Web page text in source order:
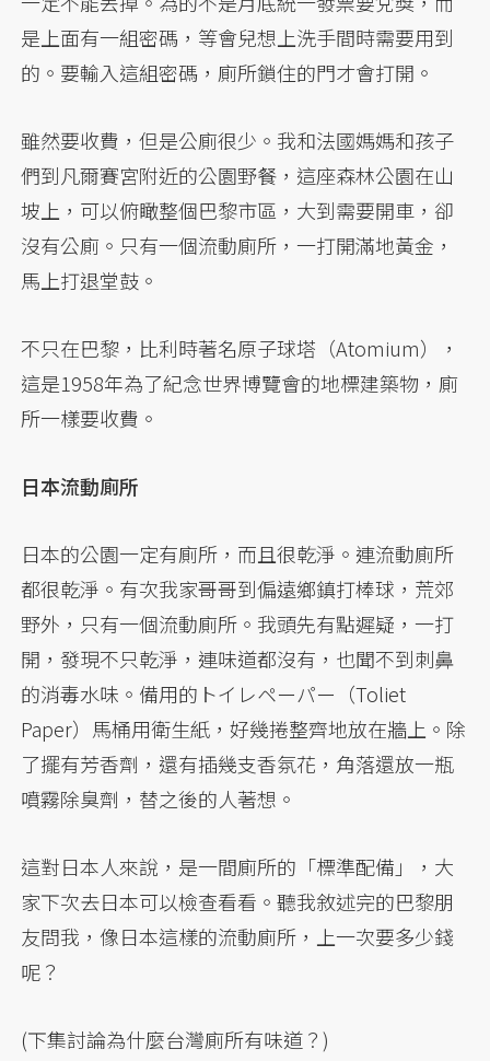
是上面有一組密碼，等會兒想上洗手間時需要用到
的。要輸入這組密碼，廁所鎖住的門才會打開。
雖然要收費，但是公廁很少。我和法國媽媽和孩子
們到凡爾賽宮附近的公園野餐，這座森林公園在山
坡上，可以俯瞰整個巴黎市區，大到需要開車，卻
沒有公廁。只有一個流動廁所，一打開滿地黃金，
馬上打退堂鼓。
不只在巴黎，比利時著名原子球塔（Atomium），
這是1958年為了紀念世界博覽會的地標建築物，廁
所一樣要收費。
日本流動廁所
日本的公園一定有廁所，而且很乾淨。連流動廁所
都很乾淨。有次我家哥哥到偏遠鄉鎮打棒球，荒郊
野外，只有一個流動廁所。我頭先有點遲疑，一打
開，發現不只乾淨，連味道都沒有，也聞不到刺鼻
的消毒水味。備用的トイレペーパー（Toliet
Paper）馬桶用衛生紙，好幾捲整齊地放在牆上。除
了擺有芳香劑，還有插幾支香氛花，角落還放一瓶
噴霧除臭劑，替之後的人著想。
這對日本人來說，是一間廁所的「標準配備」，大
家下次去日本可以檢查看看。聽我敘述完的巴黎朋
友問我，像日本這樣的流動廁所，上一次要多少錢
呢？
(下集討論為什麼台灣廁所有味道？)